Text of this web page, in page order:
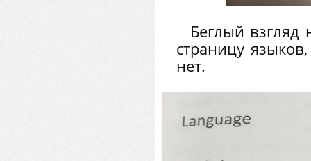
Беглый
страницу
нет.